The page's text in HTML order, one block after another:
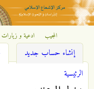
تجاوز إلى
مركز
الإشعاع
المجيب ادعية و زيارات
إنشاء حساب جديد
أنت هنا
الرئيسية